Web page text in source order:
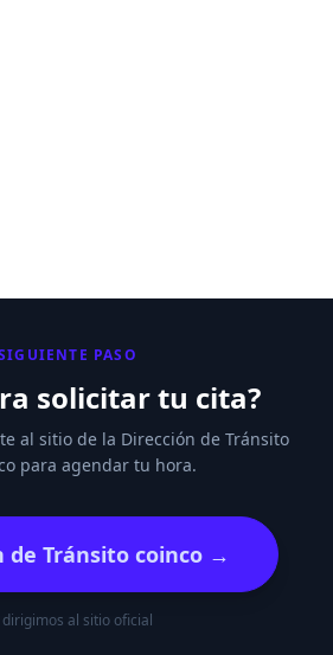
PASO
solicitar tu cita?
al sitio de la Dirección de Tránsito
para agendar tu hora.
de Tránsito coinco →
dirigimos al sitio oficial